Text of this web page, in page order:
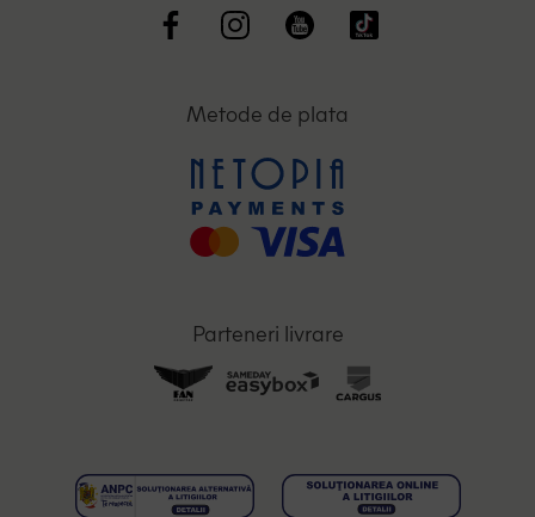
Metode de plata
Parteneri livrare